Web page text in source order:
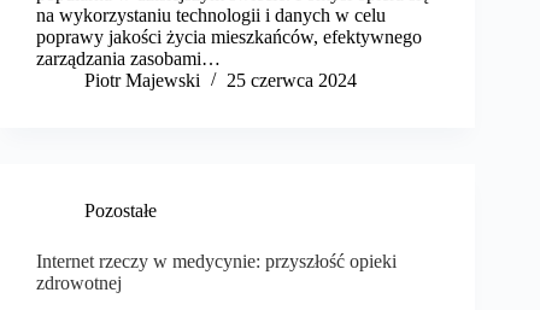
na wykorzystaniu technologii i danych w celu
poprawy jakości życia mieszkańców, efektywnego
zarządzania zasobami…
​Piotr Majewski
25 czerwca 2024
Pozostałe
Internet rzeczy w medycynie: przyszłość opieki
zdrowotnej